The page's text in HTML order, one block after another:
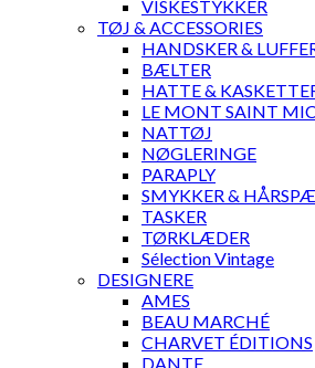
VISKESTYKKER
TØJ & ACCESSORIES
HANDSKER &
BÆLTER
HATTE &
LE MONT SAINT
NATTØJ
NØGLERINGE
PARAPLY
SMYKKER &
TASKER
TØRKLÆDER
Sélection Vintage
DESIGNERE
AMES
BEAU MARCHÉ
CHARVET ÉDITIONS
DANTE